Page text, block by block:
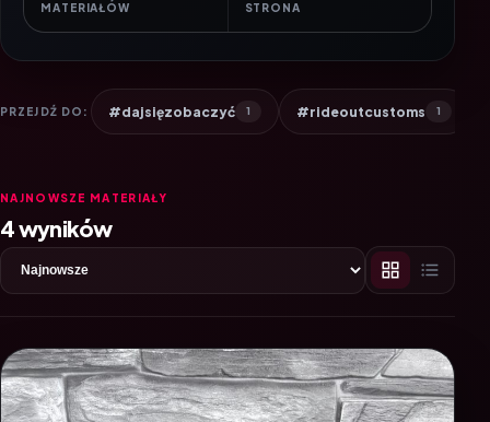
MATERIAŁÓW STRONA
PRZEJDŹ DO: #dajsięzobaczyć 1 #rideoutcustoms 1
NAJNOWSZE MATERIAŁY
4 wyników